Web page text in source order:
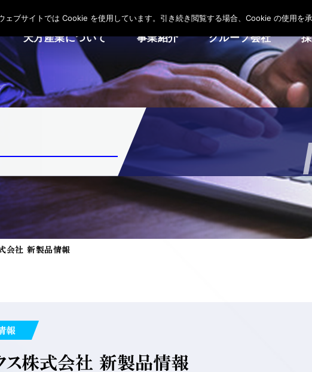
天方産業について 事業紹介 グループ会社
式会社 新製品情報
報
ス株式会社 新製品情報
ェブサイトでは Cookie を使用しています。引き続き閲覧する場合、Cookie の使用を